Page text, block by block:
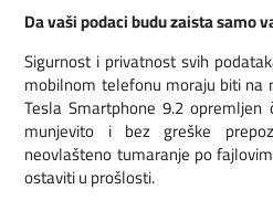
Da vaši podaci budu zaista samo
Sigurnost i privatnost svih
mobilnom telefonu moraju biti na
Tesla Smartphone 9.2
munjevito i bez greške
neovlašteno tumaranje po
ostaviti u prošlosti.